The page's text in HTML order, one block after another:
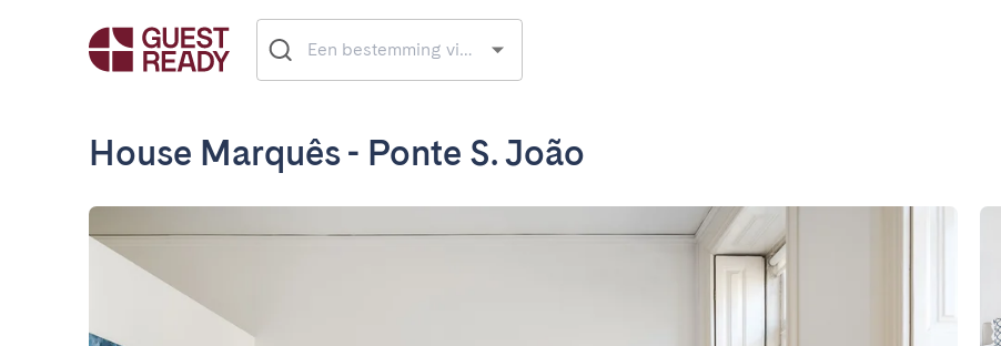
House Marquês - Ponte S. João